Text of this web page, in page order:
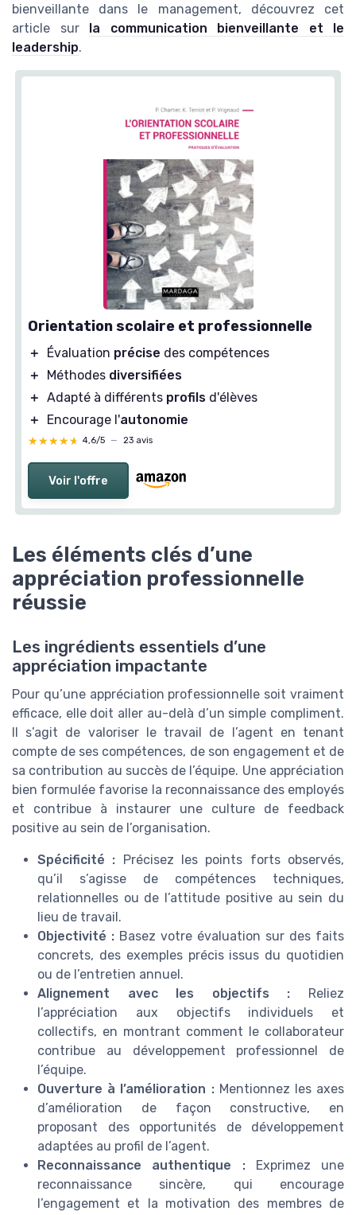
bienveillante dans le management, découvrez cet
article sur la communication bienveillante et le
leadership.
Orientation scolaire et professionnelle
＋ Évaluation précise des compétences
＋
Méthodes diversifiées
＋ Adapté à différents profils d'élèves
＋
Encourage l'autonomie
★★★★★
★★★★★ 4,6/5 — 23 avis
Voir l'offre
Les éléments clés d’une
appréciation professionnelle
réussie
Les ingrédients essentiels d’une
appréciation impactante
Pour qu’une appréciation professionnelle soit vraiment
efficace, elle doit aller au-delà d’un simple compliment.
Il s’agit de valoriser le travail de l’agent en tenant
compte de ses compétences, de son engagement et de
sa contribution au succès de l’équipe. Une appréciation
bien formulée favorise la reconnaissance des employés
et contribue à instaurer une culture de feedback
positive au sein de l’organisation.
Spécificité : Précisez les points forts observés,
qu’il s’agisse de compétences techniques,
relationnelles ou de l’attitude positive au sein du
lieu de travail.
Objectivité : Basez votre évaluation sur des faits
concrets, des exemples précis issus du quotidien
ou de l’entretien annuel.
Alignement avec les objectifs : Reliez
l’appréciation aux objectifs individuels et
collectifs, en montrant comment le collaborateur
contribue au développement professionnel de
l’équipe.
Ouverture à l’amélioration :Mentionnez les axes
d’amélioration de façon constructive, en
proposant des opportunités de développement
adaptées au profil de l’agent.
Reconnaissance authentique :Exprimez une
reconnaissance sincère, qui encourage
l’engagement et la motivation des membres de